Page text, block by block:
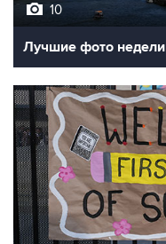
10
Лучшие фото недели